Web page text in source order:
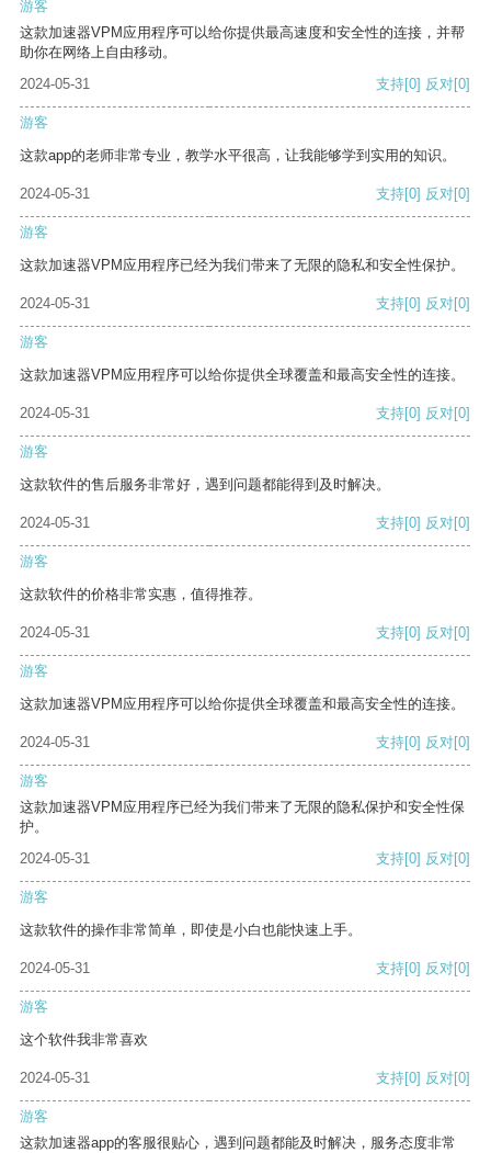
游客
这款加速器VPM应用程序可以给你提供最高速度和安全性的连接，并帮
助你在网络上自由移动。
2024-05-31
支持[0] 反对[0]
游客
这款app的老师非常专业，教学水平很高，让我能够学到实用的知识。
2024-05-31 支持[0] 反对[0]
游客
这款加速器VPM应用程序已经为我们带来了无限的隐私和安全性保护。
2024-05-31 支持[0] 反对[0]
游客
这款加速器VPM应用程序可以给你提供全球覆盖和最高安全性的连接。
2024-05-31 支持[0] 反对[0]
游客
这款软件的售后服务非常好，遇到问题都能得到及时解决。
2024-05-31 支持[0] 反对[0]
游客
这款软件的价格非常实惠，值得推荐。
2024-05-31 支持[0] 反对[0]
游客
这款加速器VPM应用程序可以给你提供全球覆盖和最高安全性的连接。
2024-05-31 支持[0] 反对[0]
游客
这款加速器VPM应用程序已经为我们带来了无限的隐私保护和安全性保
护。
2024-05-31
支持[0] 反对[0]
游客
这款软件的操作非常简单，即使是小白也能快速上手。
2024-05-31 支持[0] 反对[0]
游客
这个软件我非常喜欢
2024-05-31 支持[0] 反对[0]
游客
这款加速器app的客服很贴心，遇到问题都能及时解决，服务态度非常